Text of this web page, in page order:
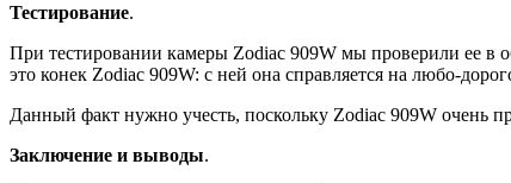
Тестирование.
При тестировании камеры Zodiac 909W мы проверили ее в
это конек Zodiac 909W: с ней она справляется на любо-
Данный факт нужно учесть, поскольку Zodiac 909W очень
Заключение и выводы.